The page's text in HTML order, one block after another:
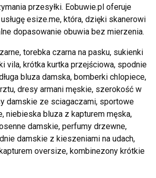
przesyłki. Eobuwie.pl oferuje
esize.me, która, dzięki skanerowi
dopasowanie obuwia bez mierzenia.
torebka czarna na pasku, sukienki
vila, krótka kurtka przejściowa, spodnie
bluza damska, bomberki chlopiece,
dresy armani męskie, szerokość w
damskie ze sciagaczami, sportowe
niebieska bluza z kapturem męska,
damskie, perfumy drzewne,
damskie z kieszeniami na udach,
oversize, kombinezony krótkie